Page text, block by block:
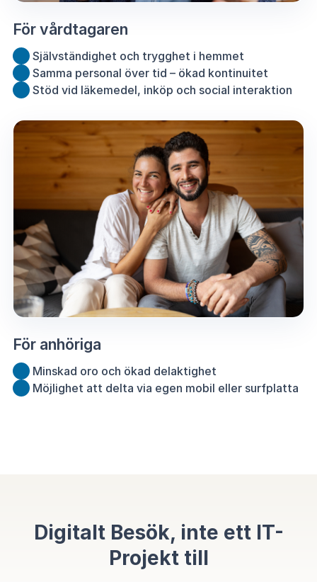
För vårdtagaren
Självständighet och trygghet i hemmet
Samma personal över tid – ökad kontinuitet
Stöd vid läkemedel, inköp och social interaktion
För anhöriga
Minskad oro och ökad delaktighet
Möjlighet att delta via egen mobil eller surfplatta
Digitalt Besök, inte ett IT-
Projekt till